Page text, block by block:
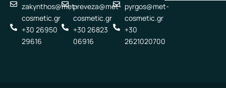
zakynthos@met-
cosmetic.gr
+30 26950
29616
preveza@met-
cosmetic.gr
+30 26823
06916
pyrgos@met-
cosmetic.gr
+30
2621020700